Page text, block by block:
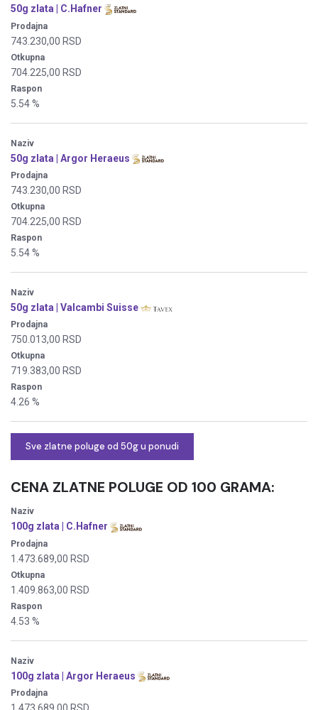
50g zlata | C.Hafner
Prodajna
743.230,00 RSD
Otkupna
704.225,00 RSD
Raspon
5.54 %
Naziv
50g zlata | Argor Heraeus
Prodajna
743.230,00 RSD
Otkupna
704.225,00 RSD
Raspon
5.54 %
Naziv
50g zlata | Valcambi Suisse
Prodajna
750.013,00 RSD
Otkupna
719.383,00 RSD
Raspon
4.26 %
Sve zlatne poluge od 50g u ponudi
CENA ZLATNE POLUGE OD 100 GRAMA:
Naziv
100g zlata | C.Hafner
Prodajna
1.473.689,00 RSD
Otkupna
1.409.863,00 RSD
Raspon
4.53 %
Naziv
100g zlata | Argor Heraeus
Prodajna